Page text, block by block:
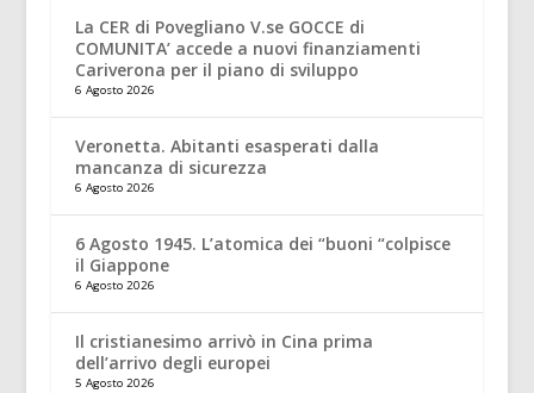
La CER di Povegliano V.se GOCCE di
COMUNITA’ accede a nuovi finanziamenti
Cariverona per il piano di sviluppo
6 Agosto 2026
Veronetta. Abitanti esasperati dalla
mancanza di sicurezza
6 Agosto 2026
6 Agosto 1945. L’atomica dei “buoni “colpisce
il Giappone
6 Agosto 2026
Il cristianesimo arrivò in Cina prima
dell’arrivo degli europei
5 Agosto 2026